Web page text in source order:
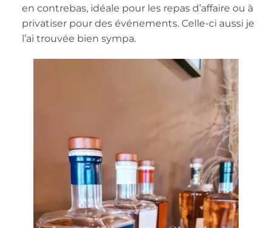
en contrebas, idéale pour les repas d’affaire ou à
privatiser pour des événements. Celle-ci aussi je
l’ai trouvée bien sympa.